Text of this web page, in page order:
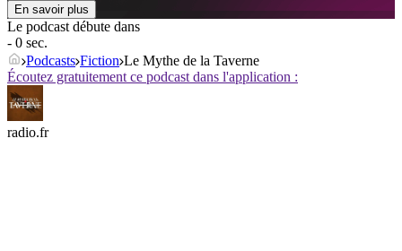
En savoir plus
Le podcast débute dans
- 0 sec.
Podcasts Fiction Le Mythe de la Taverne
Écoutez gratuitement ce podcast dans l'application :
radio.fr